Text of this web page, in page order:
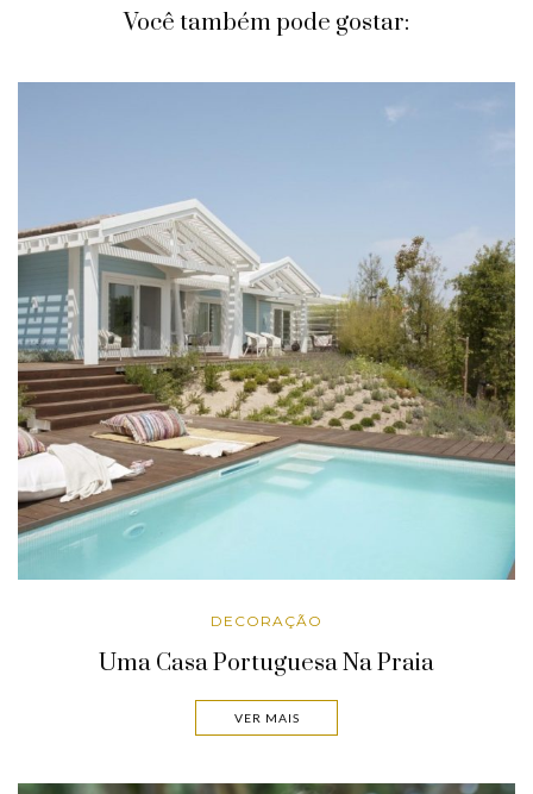
Você também pode gostar:
DECORAÇÃO
Uma Casa Portuguesa Na Praia
VER MAIS